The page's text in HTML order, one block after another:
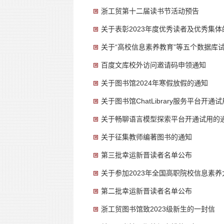
浙工贸第十二届读书节活动预告
关于表彰2023年度优秀读者及优秀集体
关于“高校信息素养教育”等五个数据库
百度文库校外访问邀请码申领通知
关于图书馆2024年寒假放假的通知
关于图书馆ChatLibrary服务平台开通试
关于畅聊语言模型探索平台开通试用的
关于征集教师编著图书的通知
第三批幸运新晋读者名单公布
关于参加2023年全国高职院校信息素
第二批幸运新晋读者名单公布
浙工贸图书馆致2023级新生的一封信